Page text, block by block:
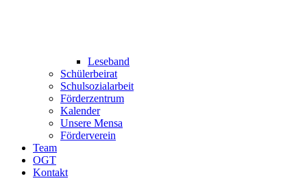
Leseband
Schülerbeirat
Schulsozialarbeit
Förderzentrum
Kalender
Unsere Mensa
Förderverein
Team
OGT
Kontakt